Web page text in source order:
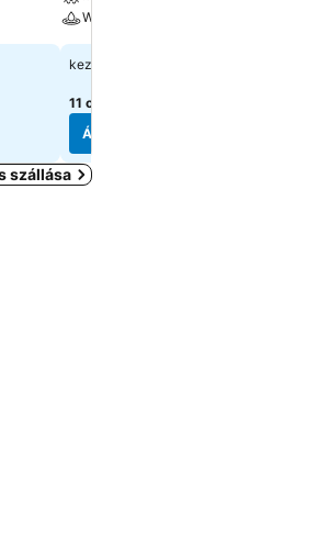
Wellness
kezdőár:
11 oldal
Árak megjelenítése
szállása